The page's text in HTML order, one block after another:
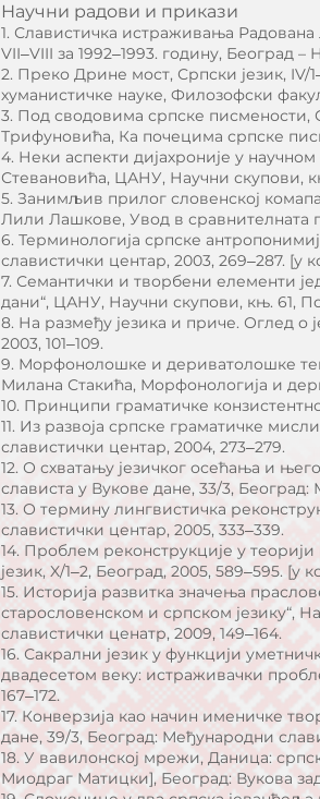
Научни радови и прикази
1. Славистичка истраживања Радована
VII‒VIII за 1992‒1993. годину, Београд –
2. Преко Дрине мост, Српски језик, IV/
хуманистичке науке, Филозофски
3. Под сводовима српске писмености,
Трифуновића, Ка почецима српске
4. Неки аспекти дијахроније у
Стевановића, ЦАНУ, Научни скупови,
5. Занимљив прилог словенској
Лили Лашкове, Увод в сравнителната
6. Терминологија српске
славистички центар, 2003, 269‒287. [у
7. Семантички и творбени елементи
дани“, ЦАНУ, Научни скупови, књ. 61,
8. На размеђу језика и приче. Оглед о
2003, 101‒109.
9. Морфонолошке и дериватолошке
Милана Стакића, Морфонологија и
10. Принципи граматичке
11. Из развоја српске граматичке
славистички центар, 2004, 273‒279.
12. О схватању језичког осећања и
слависта у Вукове дане, 33/3,
13. О термину лингвистичка
славистички центар, 2005, 333‒339.
14. Проблем реконструкције у
језик, X/1‒2, Београд, 2005, 589‒595. [у
15. Историја развитка значења
старословенском и српском језику“,
славистички ценатр, 2009, 149‒164.
16. Сакрални језик у функцији
двадесетом веку: истраживачки
167‒172.
17. Конверзија као начин именичке
дане, 39/3, Београд: Међународни
18. У вавилонској мрежи, Даница:
Миодраг Матицки], Београд: Вукова